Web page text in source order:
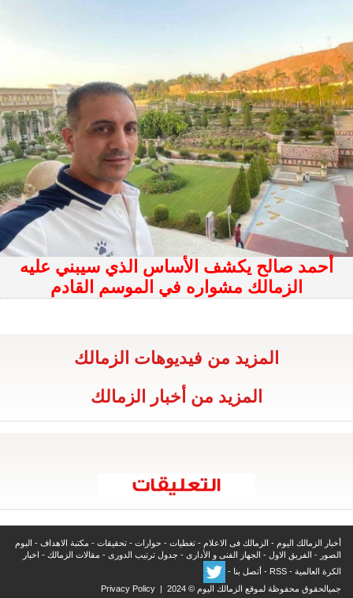
أحمد صالح يكشف الأساس الذي سيبني عليه
الزمالك مشواره في الموسم القادم
المزيد من فيديوهات الزمالك
المزيد من أخبار الزمالك
أخبار الزمالك اليوم - الزمالك فى الاعلام - تغطيات - حوارات - تحقيقات - مكتبة الاهداف - البوم
الصور - الفريق الاول - الجهاز الفنى و الأدارى - جدول ترتيب الدورى - مقالات الزمالك - اخبار
الكرة العالمية -
RSS
- أتصل بنا -
جميالحقوق محفوظة لموقع الزمالك اليوم © 2024 |
Privacy Policy